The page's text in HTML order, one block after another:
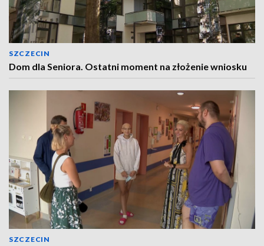
SZCZECIN
Dom dla Seniora. Ostatni moment na złożenie wniosku
SZCZECIN